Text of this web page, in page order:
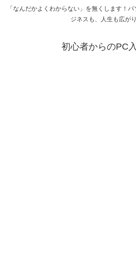
「なんだかよくわからない」を無くします！
ジネスも、人生も広が
初心者からのPC